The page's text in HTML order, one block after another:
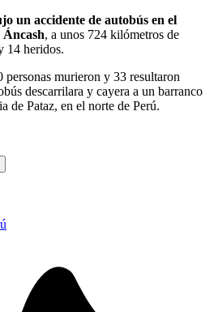
un accidente de autobús en el
, a unos 724 kilómetros de
14 heridos.
murieron y 33 resultaron
descarrilara y cayera a un barranco
de Pataz, en el norte de Perú.